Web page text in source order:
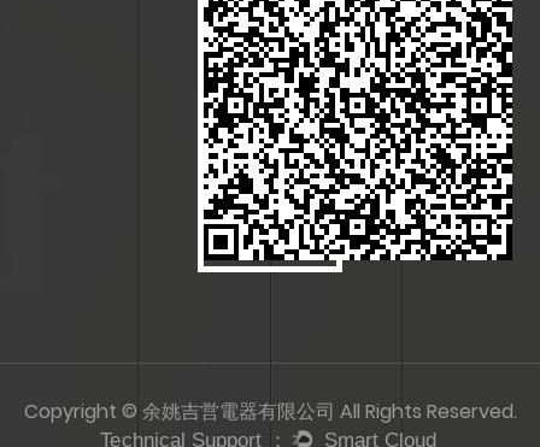
Copyright © 余姚吉営電器有限公司 All Rights Reserved.